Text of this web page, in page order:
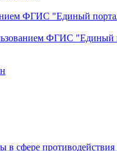
ФГИС "Единый
ФГИС "Единый
сфере противодействия